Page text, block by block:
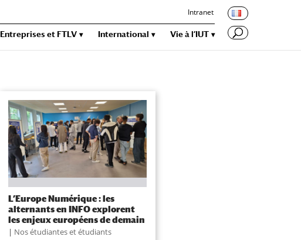
Intranet
Entreprises et FTLV International Vie à l’IUT
L’Europe Numérique : les
alternants en INFO explorent
les enjeux européens de demain
| Nos étudiantes et étudiants